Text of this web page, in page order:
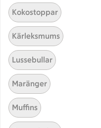
Testa att söka på
Gratäng
Kokostoppar
Kärleksmums
Lussebullar
Maränger
Muffins